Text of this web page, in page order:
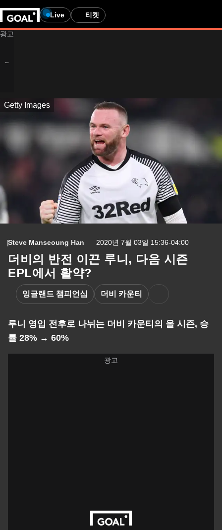
Live 티켓
Getty Images
Steve Manseoung Han 2020년 7월 03일 15:36-04:00
더비의 반전 이끈 루니, 다음 시즌
EPL에서 활약?
잉글랜드 챔피언십 더비 카운티
루니 영입 전후로 나뉘는 더비 카운티의 올 시즌, 승
률 28% → 60%